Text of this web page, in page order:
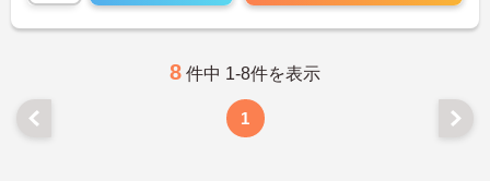
8 件中 1-8件を表示
1